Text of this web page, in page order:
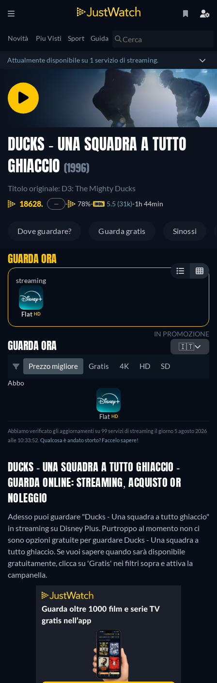
Novità Piu Visti Sport Guida
Attualmente disponibile su 1 servizio di streaming.
DUCKS - UNA SQUADRA A TUTTO
GHIACCIO (1996)
Titolo originale: D3: The Mighty Ducks
18628.
— 78% 5.5 (31k) 1h 44min
Dove guardare? Guarda gratis Sinossi
GUARDA ORA
streaming
Flat HD
IN PROMOZIONE
GUARDA ORA 🇮🇹
Prezzo migliore Gratis 4K HD SD
Abbo
Flat HD
Abbiamo verificato gli aggiornamenti su 99 servizi di streaming il giorno 5 agosto 2026
alle 10:33:52. Qualcosa è andato storto? Faccelo sapere!
DUCKS - UNA SQUADRA A TUTTO GHIACCIO -
GUARDA ONLINE: STREAMING, ACQUISTO OR
NOLEGGIO
Adesso puoi guardare "Ducks - Una squadra a tutto ghiaccio"
in streaming su Disney Plus. Purtroppo al momento non ci
sono opzioni gratuite per guardare Ducks - Una squadra a
tutto ghiaccio. Se vuoi sapere quando sarà disponibile
gratuitamente, clicca su 'Gratis' nei filtri sopra e attiva la
campanella.